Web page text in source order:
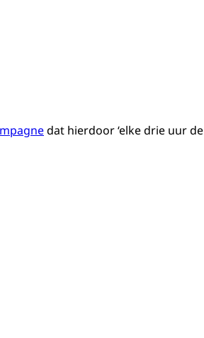
dat hierdoor ‘elke drie uur de